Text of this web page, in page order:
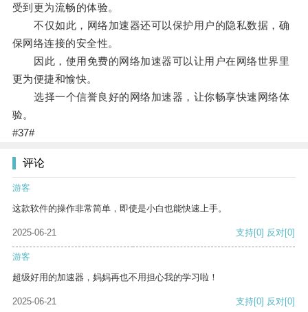
受到更为流畅的体验。
不仅如此，网络加速器还可以保护用户的隐私数据，确
保网络连接的安全性。
因此，使用免费的网络加速器可以让用户在网络世界里
更为便捷和愉快。
选择一个信誉良好的网络加速器，让你畅享快速网络体
验。
#37#
评论
游客
这款软件的操作非常简单，即使是小白也能快速上手。
2025-06-21 支持[0] 反对[0]
游客
超级好用的加速器，妈妈再也不用担心我的学习啦！
2025-06-21 支持[0] 反对[0]